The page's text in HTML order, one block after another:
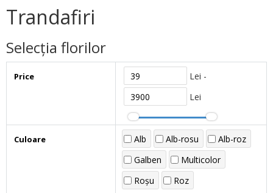
Trandafiri
Selecția florilor
Price
Lei -
Lei
Culoare Alb Alb-rosu
Alb-roz
Galben
Multicolor
Roșu
Roz